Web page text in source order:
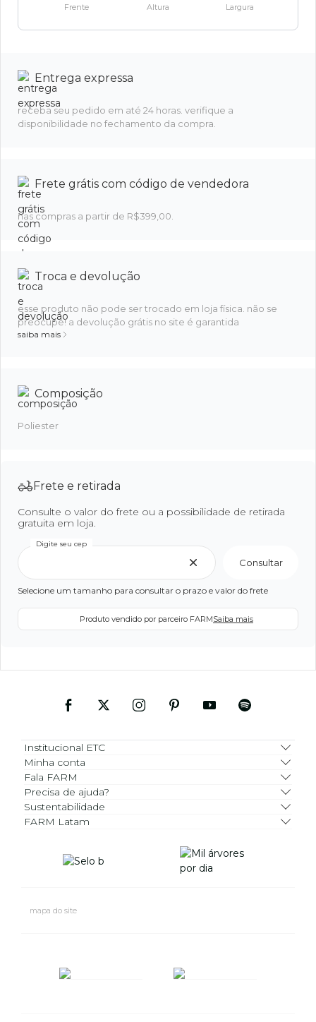
Frente Altura Largura
Entrega expressa
receba seu pedido em até 24 horas. verifique a
disponibilidade no fechamento da compra.
Frete grátis com código de vendedora
nas compras a partir de R$399,00.
Troca e devolução
esse produto não pode ser trocado em loja física. não se
preocupe! a devolução grátis no site é garantida
saiba mais
Composição
Poliester
Frete e retirada
Consulte o valor do frete ou a possibilidade de retirada
gratuita em loja.
Digite seu cep
Consultar
Selecione um tamanho para consultar o prazo e valor do frete
Produto vendido por parceiro FARMSaiba mais
Institucional ETC
Minha conta
Fala FARM
Precisa de ajuda?
Sustentabilidade
FARM Latam
mapa do site